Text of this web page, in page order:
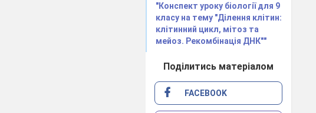
"Конспект уроку біології для 9
класу на тему "Ділення клітин:
клітинний цикл, мітоз та
мейоз. Рекомбінація ДНК""
Поділитись матеріалом
FACEBOOK